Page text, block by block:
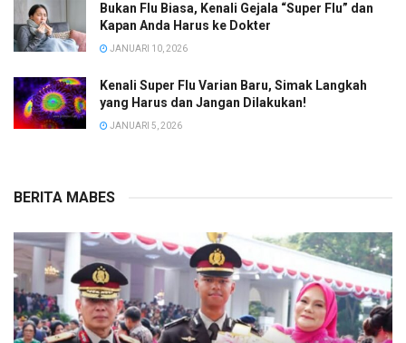
Bukan Flu Biasa, Kenali Gejala “Super Flu” dan
Kapan Anda Harus ke Dokter
JANUARI 10, 2026
Kenali Super Flu Varian Baru, Simak Langkah
yang Harus dan Jangan Dilakukan!
JANUARI 5, 2026
BERITA MABES